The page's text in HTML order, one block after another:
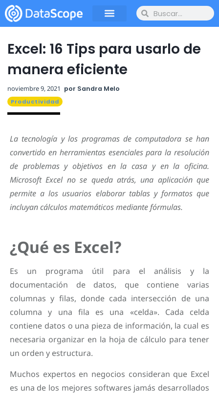
Excel: 16 Tips para usarlo de
manera eficiente
noviembre 9, 2021 por Sandra Melo
Productividad
La tecnología y los programas de computadora se han
convertido en herramientas esenciales para la resolución
de problemas y objetivos en la casa y en la oficina.
Microsoft Excel no se queda atrás, una aplicación que
permite a los usuarios elaborar tablas y formatos que
incluyan cálculos matemáticos mediante fórmulas.
¿Qué es Excel?
Es un programa útil para el análisis y la
documentación de datos, que contiene varias
columnas y filas, donde cada intersección de una
columna y una fila es una «celda». Cada celda
contiene datos o una pieza de información, la cual es
necesaria organizar en la hoja de cálculo para tener
un orden y estructura.
Muchos expertos en negocios consideran que Excel
es una de los mejores softwares jamás desarrollados